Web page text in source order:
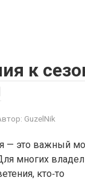
к
GuzelNik
— это важный
многих
кто‑то